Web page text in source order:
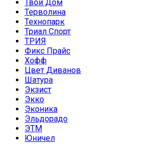
Твой Дом
Терволина
Технопарк
Триал Спорт
ТРИЯ
Фикс Прайс
Хофф
Цвет Диванов
Шатура
Экзист
Экко
Эконика
Эльдорадо
ЭТМ
Юничел